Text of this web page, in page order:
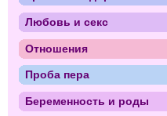
Любовь и секс
Отношения
Проба пера
Беременность и роды